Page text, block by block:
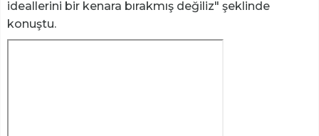
ideallerini bir kenara bırakmış değiliz" şeklinde
konuştu.